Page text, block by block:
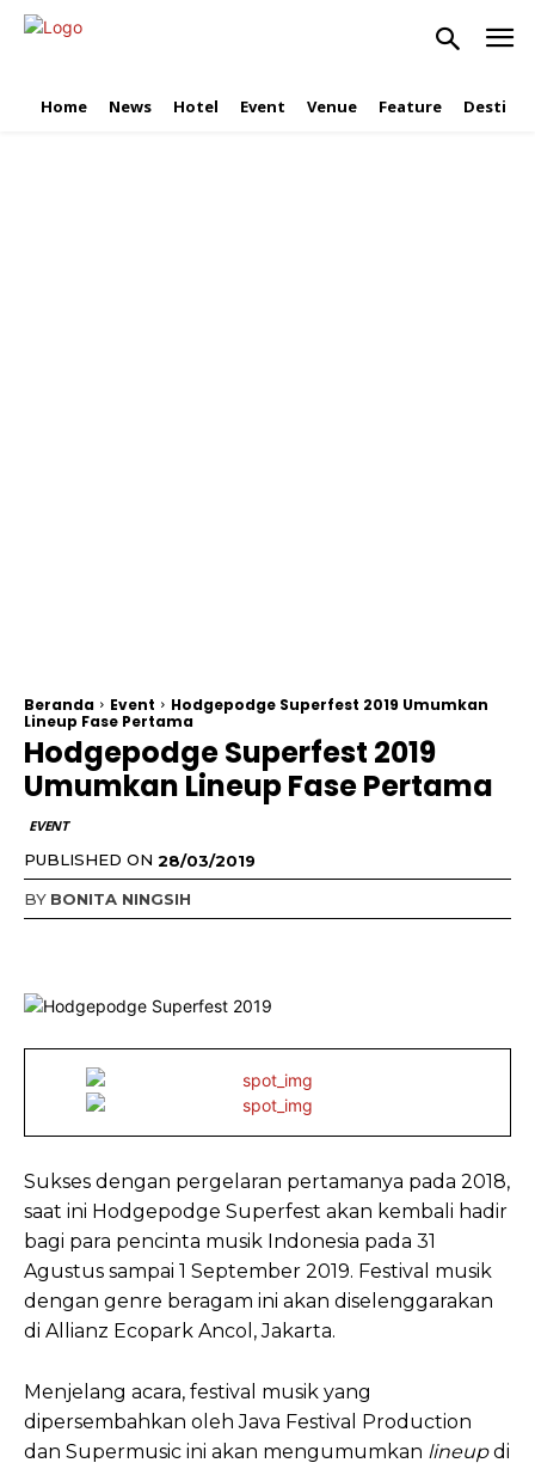
Home News Hotel Event Venue Feature
Beranda Event
Hodgepodge Superfest 2019 Umumkan
Lineup Fase Pertama
Hodgepodge Superfest 2019
Umumkan Lineup Fase Pertama
EVENT
PUBLISHED ON 28/03/2019
BY BONITA NINGSIH
Sukses dengan pergelaran pertamanya pada 2018,
saat ini Hodgepodge Superfest akan kembali hadir
bagi para pencinta musik Indonesia pada 31
Agustus sampai 1 September 2019. Festival musik
dengan genre beragam ini akan diselenggarakan
di Allianz Ecopark Ancol, Jakarta.
Menjelang acara, festival musik yang
dipersembahkan oleh Java Festival Production
dan Supermusic ini akan mengumumkan lineupdi